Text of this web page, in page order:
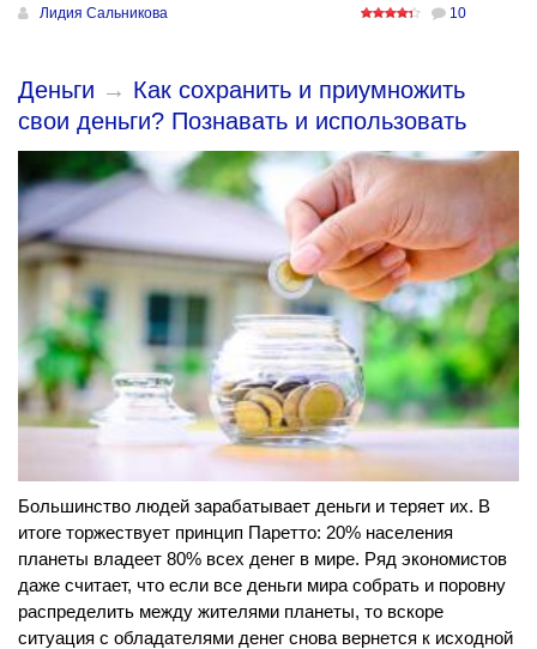
Лидия Сальникова 10
Деньги → Как сохранить и приумножить
свои деньги? Познавать и использовать
Большинство людей зарабатывает деньги и теряет их. В
итоге торжествует принцип Паретто: 20% населения
планеты владеет 80% всех денег в мире. Ряд экономистов
даже считает, что если все деньги мира собрать и поровну
распределить между жителями планеты, то вскоре
ситуация с обладателями денег снова вернется к исходной